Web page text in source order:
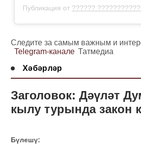
Публикация от ??????
Следите за самым важным и
Telegram-канале Татмедиа
Хәбәрләр
Заголовок: Дәүләт
кылу турында закон
Бүлешү: